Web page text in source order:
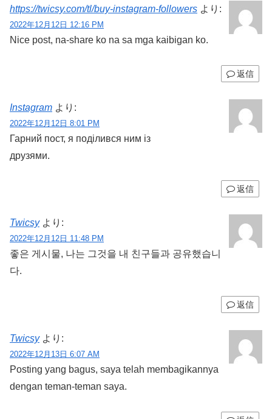
https://twicsy.com/tl/buy-instagram-followers より:
2022年12月12日 12:16 PM
Nice post, na-share ko na sa mga kaibigan ko.
返信
Instagram より:
2022年12月12日 8:01 PM
Гарний пост, я поділився ним із
друзями.
返信
Twicsy より:
2022年12月12日 11:48 PM
좋은 게시물, 나는 그것을 내 친구들과 공유했습니
다.
返信
Twicsy より:
2022年12月13日 6:07 AM
Posting yang bagus, saya telah membagikannya
dengan teman-teman saya.